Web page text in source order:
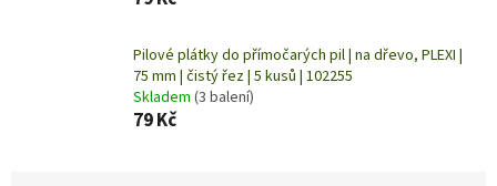
Pilové plátky do přímočarých pil | na dřevo, PLEXI |
75 mm | čistý řez | 5 kusů | 102255
Skladem (3 balení)
79 Kč